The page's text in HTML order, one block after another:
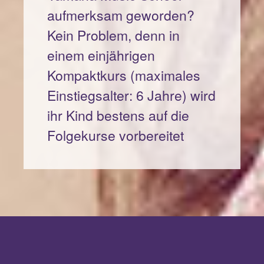
aufmerksam geworden?
Kein Problem, denn in
einem einjährigen
Kompaktkurs (maximales
Einstiegsalter: 6 Jahre) wird
ihr Kind bestens auf die
Folgekurse vorbereitet